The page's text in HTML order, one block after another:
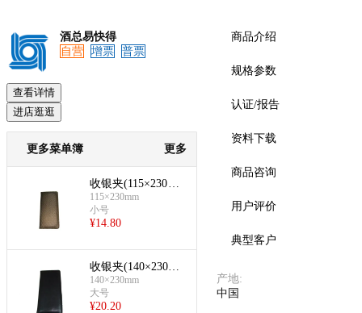
酒总易快得
自营
增票 普票
查看详情
进店逛逛
更多菜单簿 更多
收银夹(115×230mm
-编织纹)
115×230mm
小号
¥14.80
收银夹(140×230mm
-黑色)
140×230mm
大号
¥20.20
商品介绍
规格参数
认证/报告
资料下载
商品咨询
用户评价
典型客户
产地:
中国